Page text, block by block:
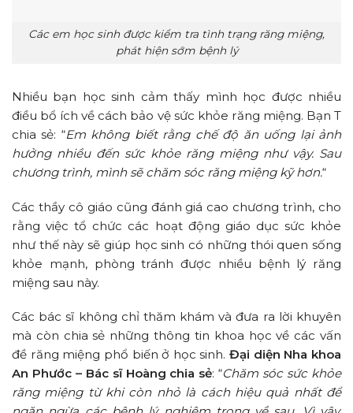
Các em học sinh được kiểm tra tình trạng răng miệng,
phát hiện sớm bệnh lý
Nhiều bạn học sinh cảm thấy mình học được nhiều
điều bổ ích về cách bảo vệ sức khỏe răng miệng. Bạn T
chia sẻ: “Em không biết rằng chế độ ăn uống lại ảnh
hưởng nhiều đến sức khỏe răng miệng như vậy. Sau
chương trình, mình sẽ chăm sóc răng miệng kỹ hơn.“
Các thầy cô giáo cũng đánh giá cao chương trình, cho
rằng việc tổ chức các hoạt động giáo dục sức khỏe
như thế này sẽ giúp học sinh có những thói quen sống
khỏe mạnh, phòng tránh được nhiều bệnh lý răng
miệng sau này.
Các bác sĩ không chỉ thăm khám và đưa ra lời khuyên
mà còn chia sẻ những thông tin khoa học về các vấn
đề răng miệng phổ biến ở học sinh.Đại diện Nha khoa
An Phước – Bác sĩ Hoàng chia sẻ: “Chăm sóc sức khỏe
răng miệng từ khi còn nhỏ là cách hiệu quả nhất để